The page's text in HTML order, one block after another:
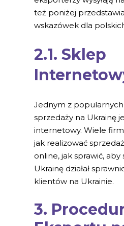
też poniżej
wskazówek dla
2.1. Sklep
Jednym z popularnych
sprzedaży na Ukrainę
internetowy. Wiele firm
jak realizować
online, jak sprawić,
Ukrainę działał
klientów na Ukrainie.
3.